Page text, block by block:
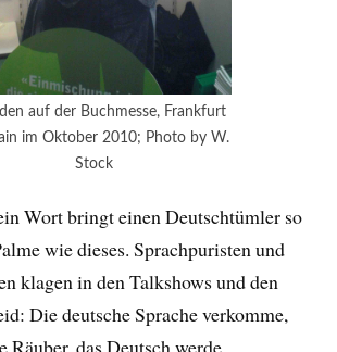
auf der Buchmesse, Frankfurt
im Oktober 2010; Photo by W.
Stock
Wort bringt einen Deutschtümler so
wie dieses. Sprachpuristen und
klagen in den Talkshows und den
Die deutsche Sprache verkomme,